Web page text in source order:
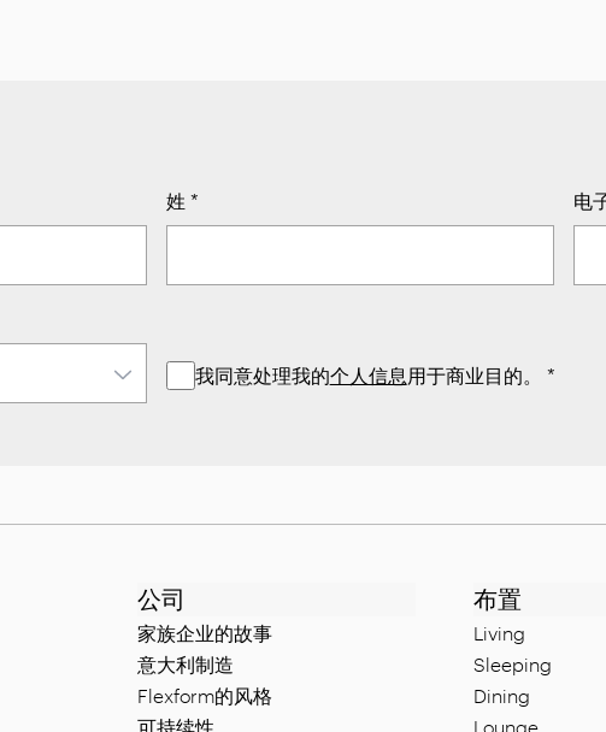
姓 * 电
我同意处理我的个人信息 用于商业目的。 *
公司
家族企业的故事
意大利制造
Flexform的风格
可持续性
布置
Living
Sleeping
Dining
Lounge